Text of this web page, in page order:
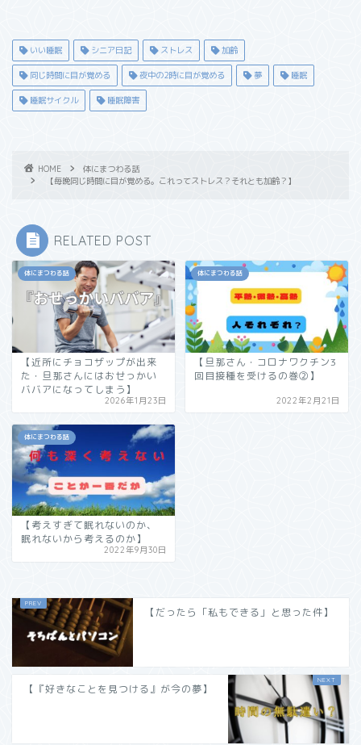
いい睡眠 シニア日記 ストレス 加齢
同じ時間に目が覚める 夜中の2時に目が覚める 夢 睡眠
睡眠サイクル 睡眠障害
HOME
体にまつわる話
【毎晩同じ時間に目が覚める。これってストレス？それとも加齢？】
RELATED POST
体にまつわる話
【近所にチョコザップが出来
た・旦那さんにはおせっかい
ババアになってしまう】
2026年1月23日
体にまつわる話
【旦那さん・コロナワクチン3
回目接種を受けるの巻②】
2022年2月21日
体にまつわる話
【考えすぎて眠れないのか、
眠れないから考えるのか】
2022年9月30日
【だったら「私もできる」と思った件】
【『好きなことを見つける』が今の夢】